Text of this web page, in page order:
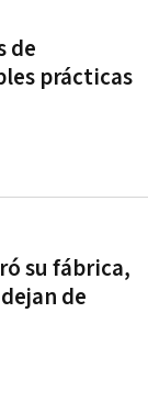
de
prácticas
su fábrica,
de